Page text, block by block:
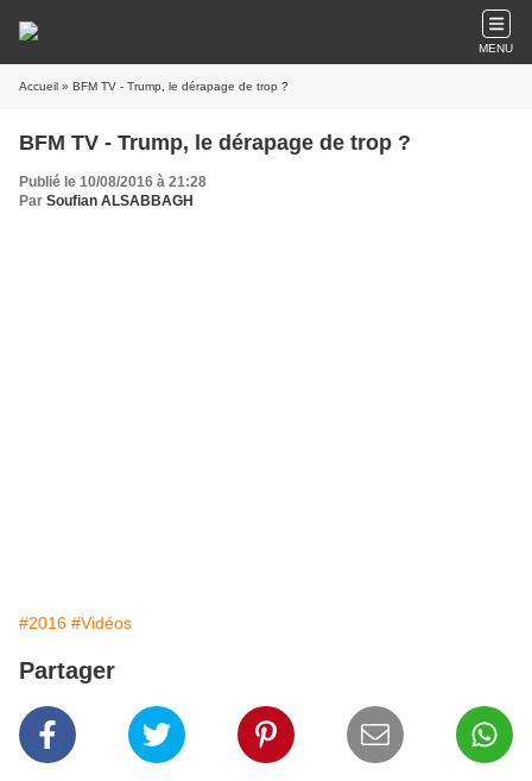
MENU
Accueil » BFM TV - Trump, le dérapage de trop ?
BFM TV - Trump, le dérapage de trop ?
Publié le 10/08/2016 à 21:28
Par Soufian ALSABBAGH
#2016 #Vidéos
Partager